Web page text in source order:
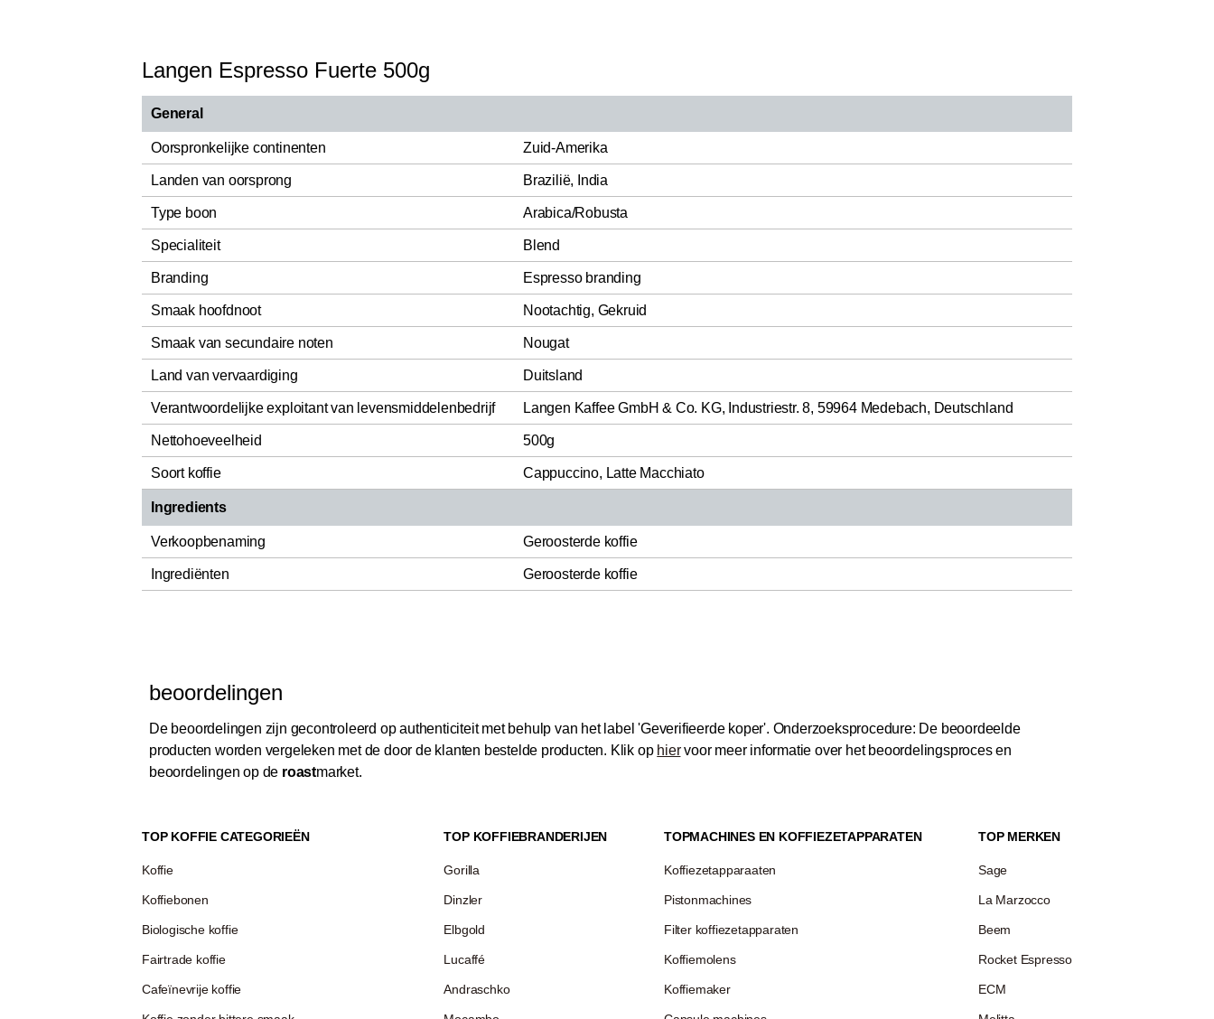
Langen Espresso Fuerte 500g
General
Oorspronkelijke continenten Zuid-Amerika
Landen van oorsprong Brazilië, India
Type boon Arabica/Robusta
Specialiteit Blend
Branding Espresso branding
Smaak hoofdnoot Nootachtig, Gekruid
Smaak van secundaire noten Nougat
Land van vervaardiging Duitsland
Verantwoordelijke exploitant van levensmiddelenbedrijf Langen Kaffee GmbH & Co. KG, Industriestr. 8, 59964 Medebach, Deutschland
Nettohoeveelheid 500g
Soort koffie Cappuccino, Latte Macchiato
Ingredients
Verkoopbenaming Geroosterde koffie
Ingrediënten Geroosterde koffie
beoordelingen
De beoordelingen zijn gecontroleerd op authenticiteit met behulp van het label 'Geverifieerde koper'. Onderzoeksprocedure: De beoordeelde
producten worden vergeleken met de door de klanten bestelde producten. Klik op hiervoor meer informatie over het beoordelingsproces en
beoordelingen op de roastmarket.
TOP KOFFIE CATEGORIEËN
Koffie
Koffiebonen
Biologische koffie
Fairtrade koffie
Cafeïnevrije koffie
TOP KOFFIEBRANDERIJEN
Gorilla
Dinzler
Elbgold
Lucaffé
Andraschko
TOPMACHINES EN KOFFIEZETAPPARATEN
Koffiezetapparaaten
Pistonmachines
Filter koffiezetapparaten
Koffiemolens
Koffiemaker
TOP MERKEN
Sage
La Marzocco
Beem
Rocket Espresso
ECM